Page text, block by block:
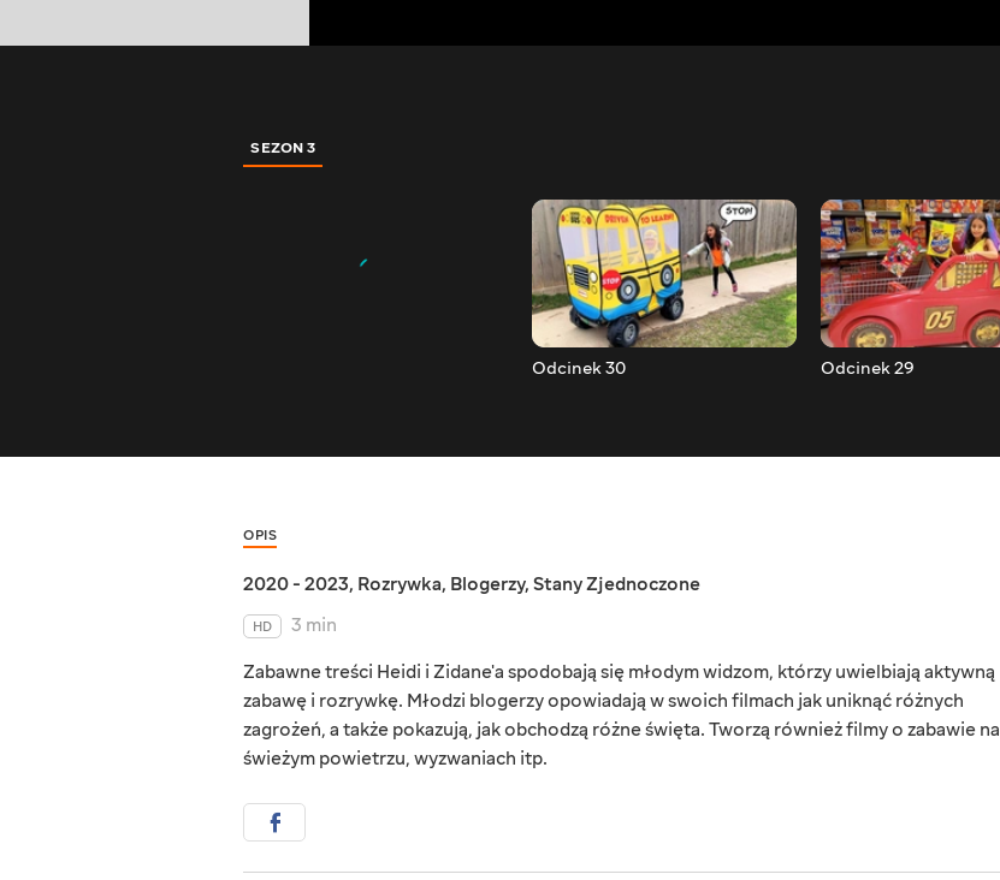
SEZON 3
Odcinek 30 Odcinek 29
OPIS
2020 - 2023, Rozrywka, Blogerzy, Stany Zjednoczone
HD
3 min
Zabawne treści Heidi i Zidane'a spodobają się młodym widzom, którzy uwielbiają aktywną
zabawę i rozrywkę. Młodzi blogerzy opowiadają w swoich filmach jak uniknąć różnych
zagrożeń, a także pokazują, jak obchodzą różne święta. Tworzą również filmy o zabawie na
świeżym powietrzu, wyzwaniach itp.